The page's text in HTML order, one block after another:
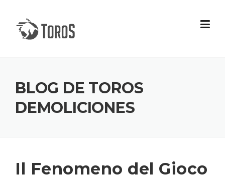
content
BLOG DE TOROS
DEMOLICIONES
Il Fenomeno del Gioco